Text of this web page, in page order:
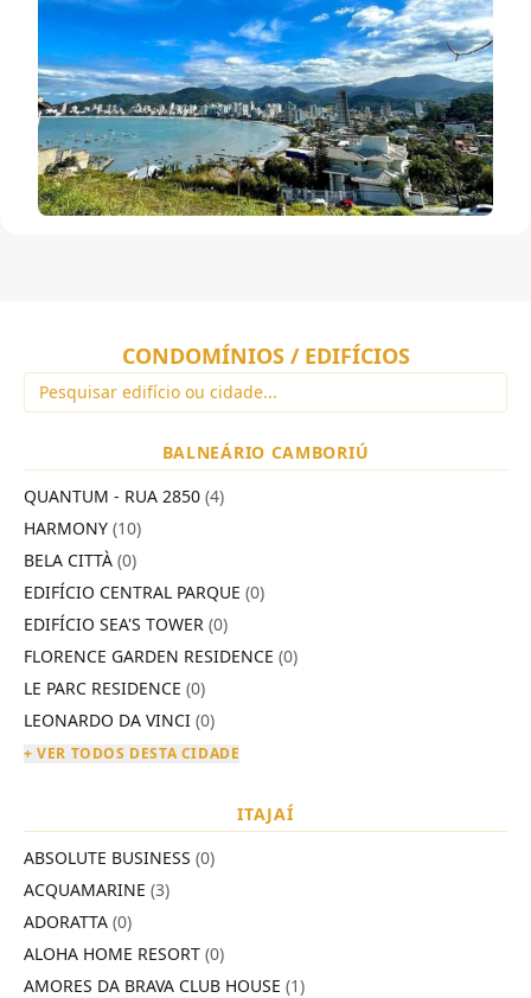
CONDOMÍNIOS / EDIFÍCIOS
BALNEÁRIO CAMBORIÚ
QUANTUM - RUA 2850 (4)
HARMONY (10)
BELA CITTÀ (0)
EDIFÍCIO CENTRAL PARQUE (0)
EDIFÍCIO SEA'S TOWER (0)
FLORENCE GARDEN RESIDENCE (0)
LE PARC RESIDENCE (0)
LEONARDO DA VINCI (0)
+ VER TODOS DESTA CIDADE
ITAJAÍ
ABSOLUTE BUSINESS (0)
ACQUAMARINE (3)
ADORATTA (0)
ALOHA HOME RESORT (0)
AMORES DA BRAVA CLUB HOUSE (1)